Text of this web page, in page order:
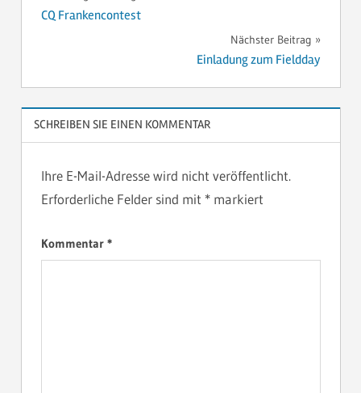
CQ Frankencontest
Nächster Beitrag
Einladung zum Fieldday
SCHREIBEN SIE EINEN KOMMENTAR
Ihre E-Mail-Adresse wird nicht veröffentlicht.
Erforderliche Felder sind mit *markiert
Kommentar *